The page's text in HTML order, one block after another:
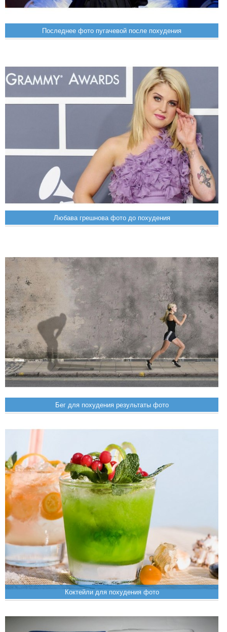
Последнее фото пугачевой после похудения
Любава грешнова фото до похудения
Бег для похудения результаты фото
Коктейли для похудения фото